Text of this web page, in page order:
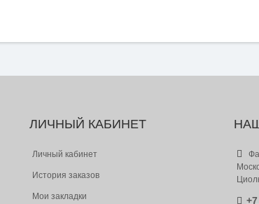
ЛИЧНЫЙ КАБИНЕТ
Личный кабинет
История заказов
Мои закладки